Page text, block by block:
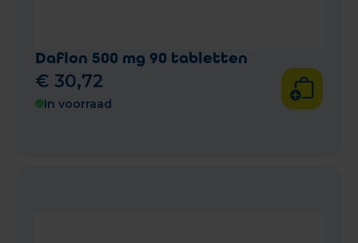
Daflon 500 mg 90 tabletten
€ 30,72
In voorraad